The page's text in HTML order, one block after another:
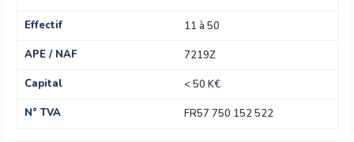
Effectif
11 à 50
APE / NAF
7219Z
Capital
< 50 K€
N° TVA
FR57 750 152 522